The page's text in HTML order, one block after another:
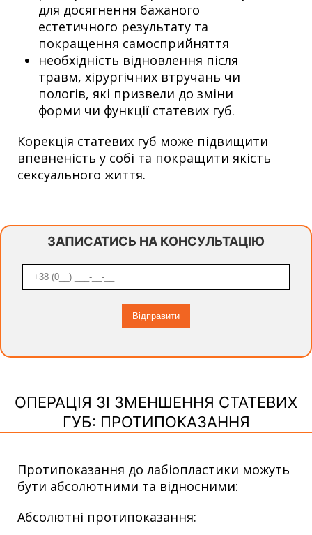
для досягнення бажаного
естетичного результату та
покращення самосприйняття
необхідність відновлення після
травм, хірургічних втручань чи
пологів, які призвели до зміни
форми чи функції статевих губ.
Корекція статевих губ може підвищити
впевненість у собі та покращити якість
сексуального життя.
ЗАПИСАТИСЬ НА КОНСУЛЬТАЦІЮ
ОПЕРАЦІЯ ЗІ ЗМЕНШЕННЯ СТАТЕВИХ
ГУБ: ПРОТИПОКАЗАННЯ
Протипоказання до лабіопластики можуть
бути абсолютними та відносними:
Абсолютні протипоказання: